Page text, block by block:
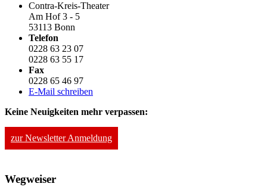
Contra-Kreis-Theater
Am Hof 3 - 5
53113 Bonn
Telefon
0228 63 23 07
0228 63 55 17
Fax
0228 65 46 97
E-Mail schreiben
Keine Neuigkeiten mehr verpassen:
zur Newsletter Anmeldung
Wegweiser